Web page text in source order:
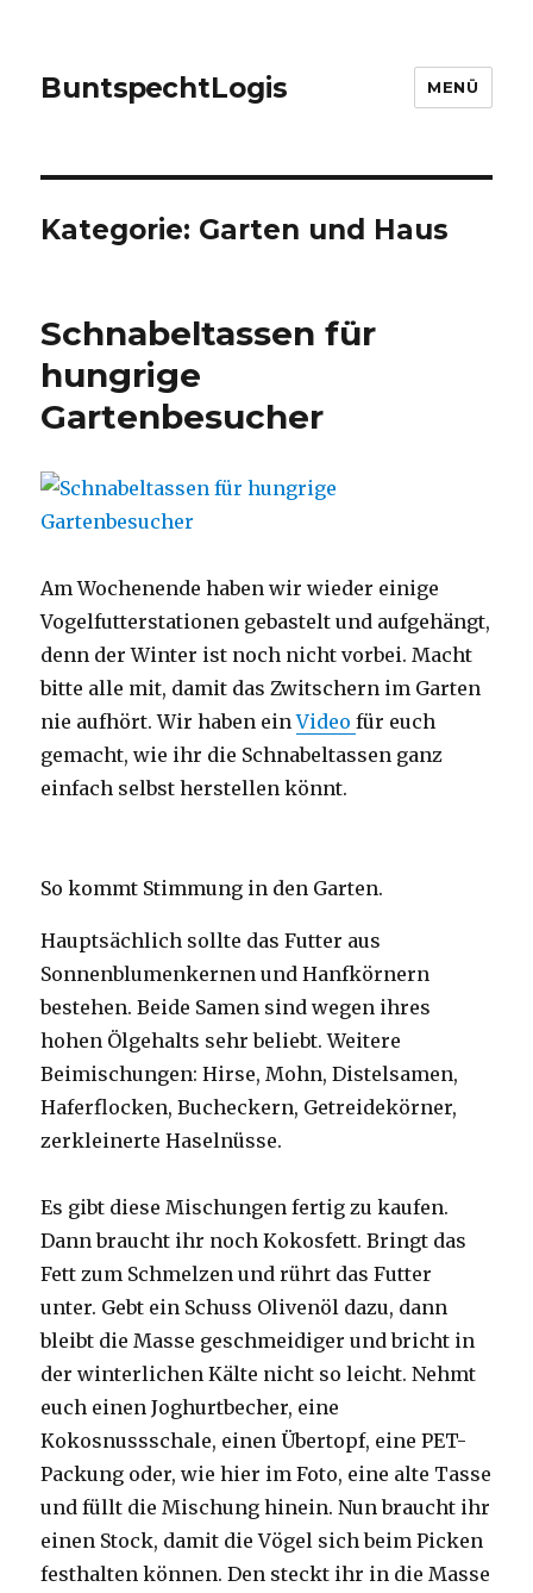
BuntspechtLogis MENÜ
Kategorie: Garten und Haus
Schnabeltassen für
hungrige
Gartenbesucher
Am Wochenende haben wir wieder einige
Vogelfutterstationen gebastelt und aufgehängt,
denn der Winter ist noch nicht vorbei. Macht
bitte alle mit, damit das Zwitschern im Garten
nie aufhört. Wir haben einVideofür euch
gemacht, wie ihr die Schnabeltassen ganz
einfach selbst herstellen könnt.
So kommt Stimmung in den Garten.
Hauptsächlich sollte das Futter aus
Sonnenblumenkernen und Hanfkörnern
bestehen. Beide Samen sind wegen ihres
hohen Ölgehalts sehr beliebt. Weitere
Beimischungen: Hirse, Mohn, Distelsamen,
Haferflocken, Bucheckern, Getreidekörner,
zerkleinerte Haselnüsse.
Es gibt diese Mischungen fertig zu kaufen.
Dann braucht ihr noch Kokosfett. Bringt das
Fett zum Schmelzen und rührt das Futter
unter. Gebt ein Schuss Olivenöl dazu, dann
bleibt die Masse geschmeidiger und bricht in
der winterlichen Kälte nicht so leicht. Nehmt
euch einen Joghurtbecher, eine
Kokosnussschale, einen Übertopf, eine PET-
Packung oder, wie hier im Foto, eine alte Tasse
und füllt die Mischung hinein. Nun braucht ihr
einen Stock, damit die Vögel sich beim Picken
festhalten können. Den steckt ihr in die Masse